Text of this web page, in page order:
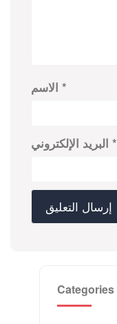
*
*
Categories